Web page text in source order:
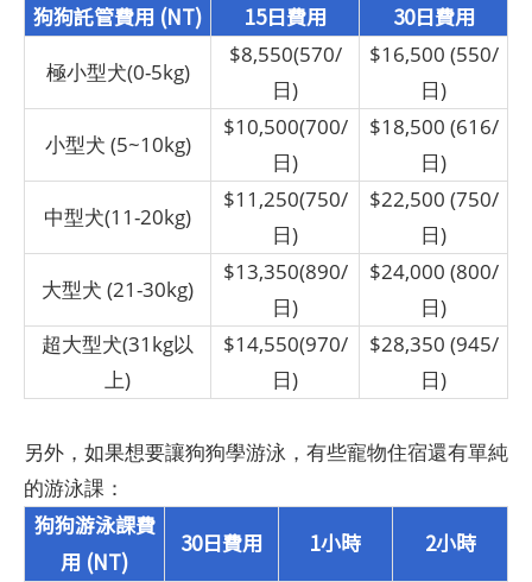
狗狗託管費用 (NT) 15日費用 30日費用
極小型犬(0-5kg)
$8,550(570/
日)
$16,500 (550/
日)
小型犬 (5~10kg)
$10,500(700/
日)
$18,500 (616/
日)
中型犬(11-20kg)
$11,250(750/
日)
$22,500 (750/
日)
大型犬 (21-30kg)
$13,350(890/
日)
$24,000 (800/
日)
超大型犬(31kg以
上)
$14,550(970/
日)
$28,350 (945/
日)
另外，如果想要讓狗狗學游泳，有些寵物住宿還有單純
的游泳課：
狗狗游泳課費
用 (NT)
30日費用 1小時 2小時